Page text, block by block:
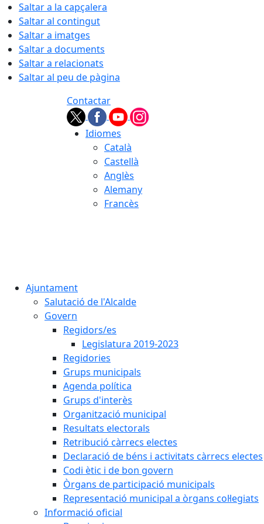
Saltar a la capçalera
Saltar al contingut
Saltar a imatges
Saltar a documents
Saltar a relacionats
Saltar al peu de pàgina
Contactar
Idiomes
Català
Castellà
Anglès
Alemany
Francès
Ajuntament
Salutació de l'Alcalde
Govern
Regidors/es
Legislatura 2019-2023
Regidories
Grups municipals
Agenda política
Grups d'interès
Organització municipal
Resultats electorals
Retribució càrrecs electes
Declaració de béns i activitats càrrecs electes
Codi ètic i de bon govern
Òrgans de participació municipals
Representació municipal a òrgans col·legiats
Informació oficial